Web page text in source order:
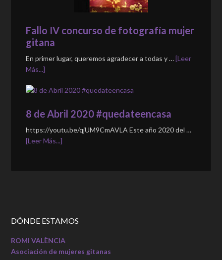
Fallo IV concurso de fotografía mujer
gitana
En primer lugar, queremos agradecer a todas y …[Leer
Más...]
8 de Abril 2020 #quedateencasa
https://youtu.be/qjUM9CmAVLA Este año 2020 del …
[Leer Más...]
DÓNDE ESTAMOS
ROMI VALÈNCIA
Asociación de mujeres gitanas